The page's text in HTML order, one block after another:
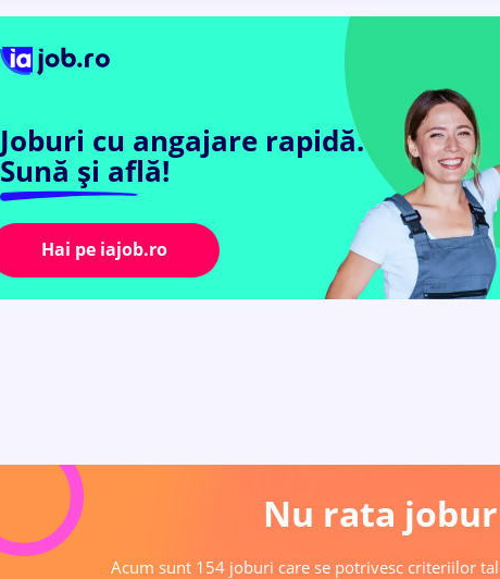
Joburi cu angajare rapidă.
Sună și află!
Hai pe iajob.ro
Nu rata
Acum sunt 154 joburi care se potrivesc criteriilor